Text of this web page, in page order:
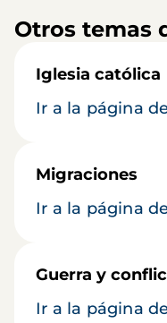
Otros temas
Iglesia católica
Ir a la página
Migraciones
Ir a la página
Guerra y
Ir a la página